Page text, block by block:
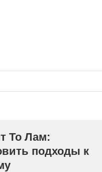
То Лам:
подходы к